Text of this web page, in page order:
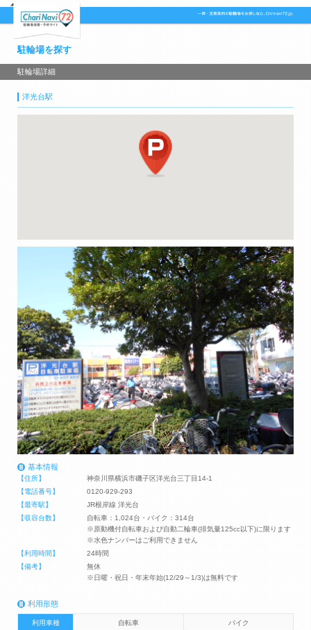
駐輪場を探す
駐輪場詳細
洋光台駅
基本情報
【住所】
神奈川県横浜市磯子区洋光台三丁目14-1
【電話番号】
0120-929-293
【最寄駅】
JR根岸線 洋光台
【収容台数】
自転車：1,024台・バイク：314台
※原動機付自転車および自動二輪車(排気量125cc以下)に限ります
※水色ナンバーはご利用できません
【利用時間】
24時間
【備考】
無休
※日曜・祝日・年末年始(12/29～1/3)は無料です
利用形態
利用車種 自転車 バイク